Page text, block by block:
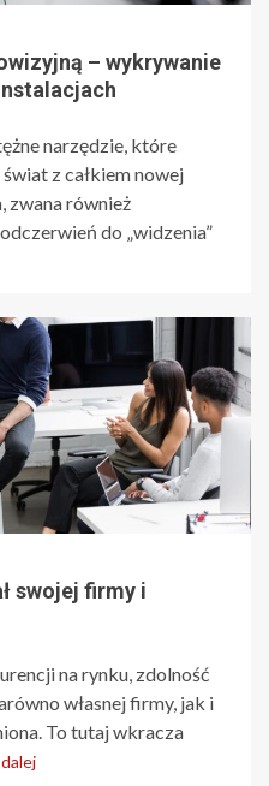
– wykrywanie
narzędzie, które
z całkiem nowej
zwana również
do „widzenia”
swojej firmy i
na rynku, zdolność
własnej firmy, jak i
To tutaj wkracza